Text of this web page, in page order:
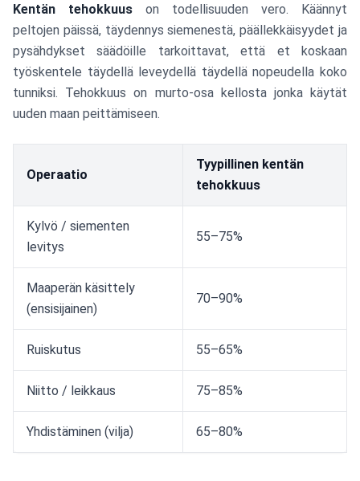
tehokkuus}}
{8,25}
Kentän tehokkuus on todellisuuden vero. Käännyt
peltojen päissä, täydennys siemenestä, päällekkäisyydet ja
pysähdykset säädöille tarkoittavat, että et koskaan
työskentele täydellä leveydellä täydellä nopeudella koko
tunniksi. Tehokkuus on murto-osa kellosta jonka käytät
uuden maan peittämiseen.
Operaatio
Tyypillinen kentän
tehokkuus
Kylvö / siementen
levitys
55–75%
Maaperän käsittely
(ensisijainen)
70–90%
Ruiskutus 55–65%
Niitto / leikkaus 75–85%
Yhdistäminen (vilja) 65–80%